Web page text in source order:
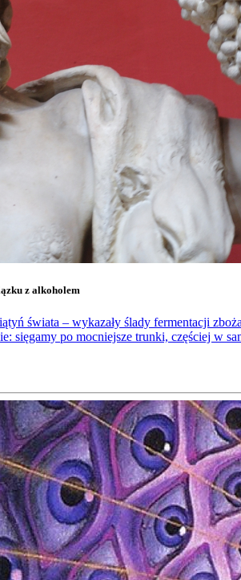
z alkoholem
świata – wykazały ślady fermentacji
po mocniejsze trunki, częściej w